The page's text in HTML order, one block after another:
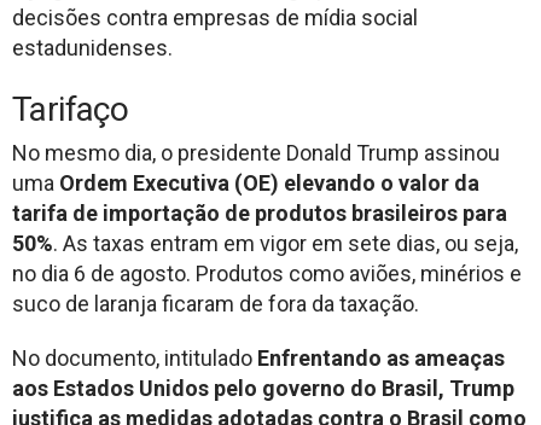
decisões contra empresas de mídia social
estadunidenses.
Tarifaço
No mesmo dia, o presidente Donald Trump assinou
uma Ordem Executiva (OE) elevando o valor da
tarifa de importação de produtos brasileiros para
50%. As taxas entram em vigor em sete dias, ou seja,
no dia 6 de agosto. Produtos como aviões, minérios e
suco de laranja ficaram de fora da taxação.
No documento, intitulado Enfrentando as ameaças
aos Estados Unidos pelo governo do Brasil, Trump
justifica as medidas adotadas contra o Brasil como